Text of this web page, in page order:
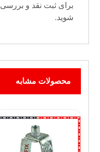
برای ثبت نقد و بررسی
شوید.
محصولات مشابه